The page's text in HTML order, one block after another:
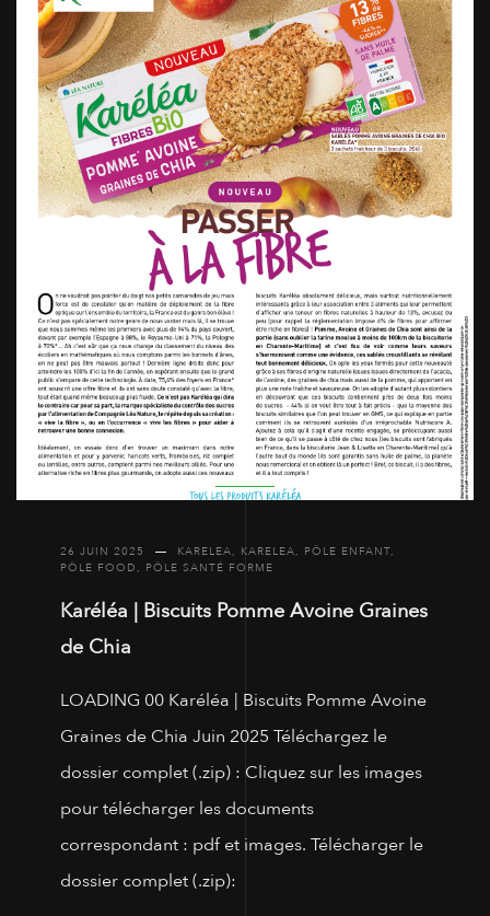
26 JUIN 2025 KARELEA, KARELEA, PÔLE ENFANT,
PÔLE FOOD, PÔLE SANTÉ FORME
Karéléa | Biscuits Pomme Avoine Graines
de Chia
LOADING 00 Karéléa | Biscuits Pomme Avoine
Graines de Chia Juin 2025 Téléchargez le
dossier complet (.zip) : Cliquez sur les images
pour télécharger les documents
correspondant : pdf et images. Télécharger le
dossier complet (.zip):